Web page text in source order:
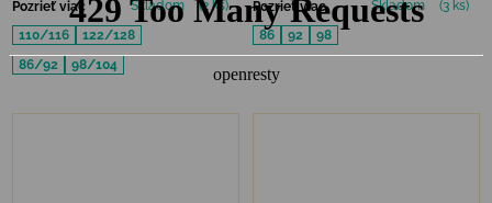
Pozrieť viac Skladom
(2 ks)
110/116
122/128
86/92
98/104
Pozrieť viac Skladom
(3 ks)
86
92 98